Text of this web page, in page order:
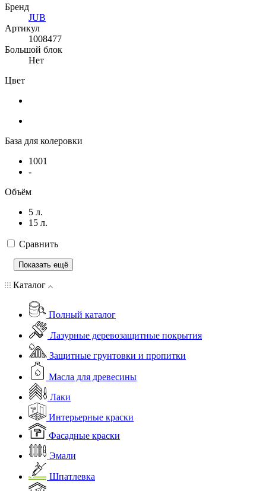
Бренд
JUB
Артикул
1008477
Большой блок
Нет
Цвет
База для колеровки
1001
-
Объём
5 л.
15 л.
Сравнить
Показать ещё
Каталог
Полный каталог
Лазурные деревозащитные покрытия
Защитные грунтовки и пропитки
Масла для древесины
Лаки
Интерьерные краски
Фасадные краски
Эмали
Шпатлевка